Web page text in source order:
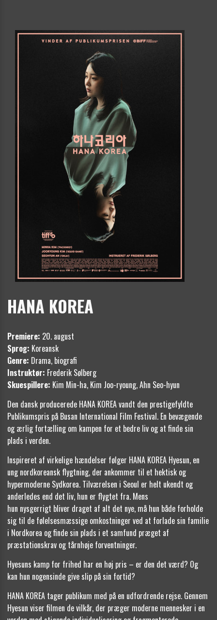
HANA KOREA
Premiere: 20. august
Sprog: Koreansk
Genre: Drama, biografi
Instruktør: Frederik Sølberg
Skuespillere: Kim Min-ha, Kim Joo-ryoung, Ahn Seo-hyun
Den dansk producerede HANA KOREA vandt den prestigefyldte
Publikumspris på Busan International Film Festival. En bevægende
og ærlig fortælling om kampen for et bedre liv og at finde sin
plads i verden.
Inspireret af virkelige hændelser følger HANA KOREA Hyesun, en
ung nordkoreansk flygtning, der ankommer til et hektisk og
hypermoderne Sydkorea. Tilværelsen i Seoul er helt ukendt og
anderledes end det liv, hun er flygtet fra. Mens
hun nysgerrigt bliver draget af alt det nye, må hun både forholde
sig til de følelsesmæssige omkostninger ved at forlade sin familie
i Nordkorea og finde sin plads i et samfund præget af
præstationskrav og tårnhøje forventninger.
Hyesuns kamp for frihed har en høj pris – er den det værd? Og
kan hun nogensinde give slip på sin fortid?
HANA KOREA tager publikum med på en udfordrende rejse. Gennem
Hyesun viser filmen de vilkår, der præger moderne mennesker i en